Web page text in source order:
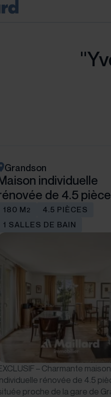
Grandson
individuelle
de 4.5
180 M2
4.5 PIÈCES
1 SALLES DE BAIN
– Charmante maison
rénovée de 4.5
proche de la gare de